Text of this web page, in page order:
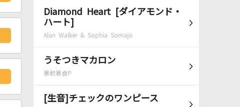
Diamond Heart [ダイアモンド・
ハート]
Alan Walker & Sophia Somajo
うそつきマカロン
暴飲暴食P
[生音]チェックのワンピース